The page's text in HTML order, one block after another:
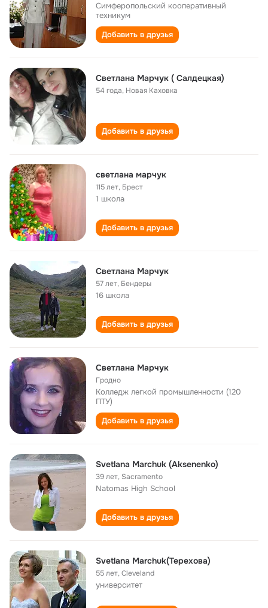
Симферопольский кооперативный
техникум
Добавить в друзья
Светлана Марчук ( Салдецкая)
54 года, Новая Каховка
Добавить в друзья
светлана марчук
115 лет, Брест
1 школа
Добавить в друзья
Светлана Марчук
57 лет, Бендеры
16 школа
Добавить в друзья
Светлана Марчук
Гродно
Колледж легкой промышленности (120
ПТУ)
Добавить в друзья
Svetlana Marchuk (Aksenenko)
39 лет, Sacramento
Natomas High School
Добавить в друзья
Svetlana Marchuk(Терехова)
55 лет,Cleveland
университет